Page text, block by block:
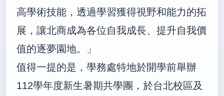
高學術技能，透過學習獲得視野和能力的拓
展，讓北商成為各位自我成長、提升自我價
值的逐夢園地。」
值得一提的是， 學務處特地於開學前舉辦
112學年度新生暑期共學團，於台北校區及